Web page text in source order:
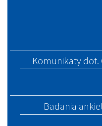
Komunikaty dot.
Badania